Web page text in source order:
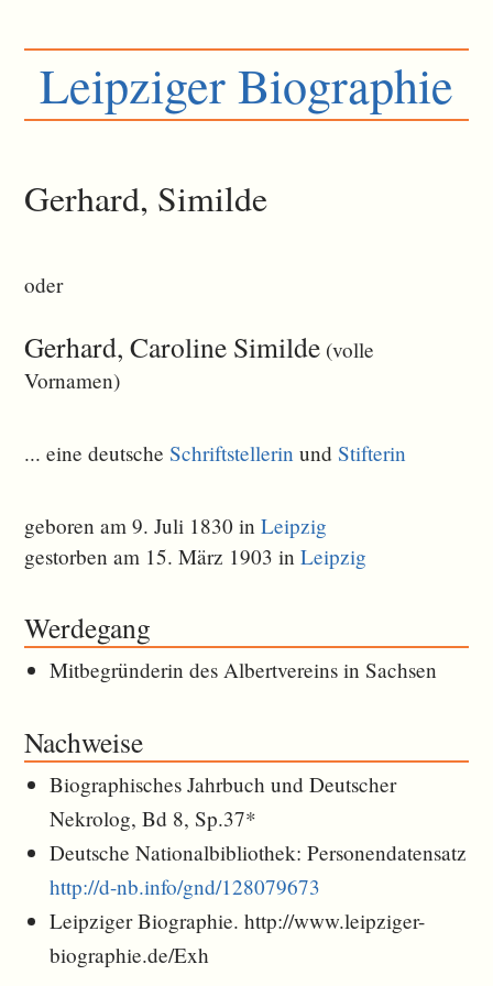
Leipziger Biographie
Gerhard, Similde
oder
Gerhard, Caroline Similde (volle
Vornamen)
... eine deutscheSchriftstellerin undStifterin
geboren am 9. Juli 1830 inLeipzig
gestorben am 15. März 1903 inLeipzig
Werdegang
Mitbegründerin des Albertvereins in Sachsen
Nachweise
Biographisches Jahrbuch und Deutscher
Nekrolog, Bd 8, Sp.37*
Deutsche Nationalbibliothek: Personendatensatz
http://d-nb.info/gnd/128079673
Leipziger Biographie. http://www.leipziger-
biographie.de/Exh